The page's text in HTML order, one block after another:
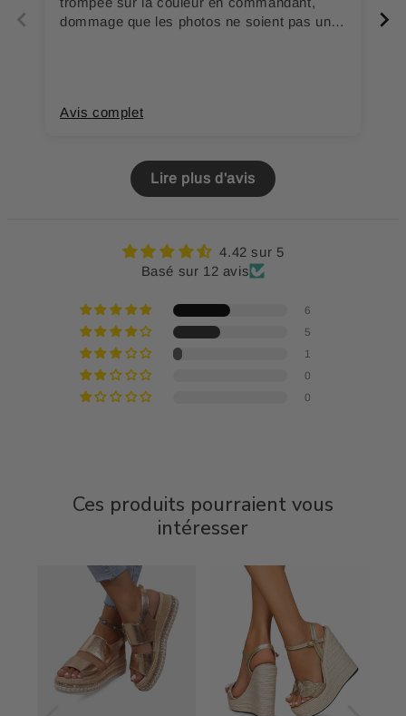
dommage que les photos ne soient pas un
Avis complet
Lire plus d'avis
4.42 sur 5
Basé sur 12 avis
6
5
1
0
0
Ces produits pourraient vous
intéresser